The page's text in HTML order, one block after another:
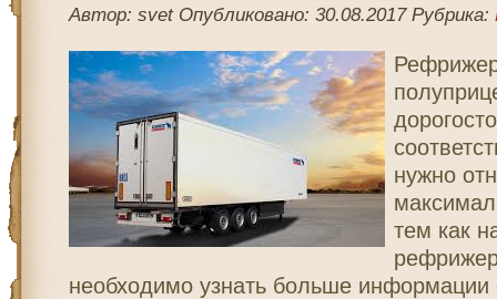
Автор: svet Опубликовано: 30.08.2017 Рубрика:
нужно
тем как
необходимо узнать больше информации